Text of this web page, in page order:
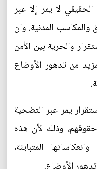
لا يمر إلا عبر
والمكاسب المدنية. وان
والحرية بين الأمن
من تدهور الأوضاع
يمر عبر التضحية
وذلك لأن هذه
المتباينة،